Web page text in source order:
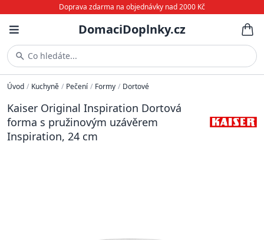
Doprava zdarma na objednávky nad 2000 Kč
DomaciDoplnky.cz
Co hledáte...
Úvod / Kuchyně / Pečení / Formy / Dortové
Kaiser Original Inspiration Dortová
forma s pružinovým uzávěrem
Inspiration, 24 cm